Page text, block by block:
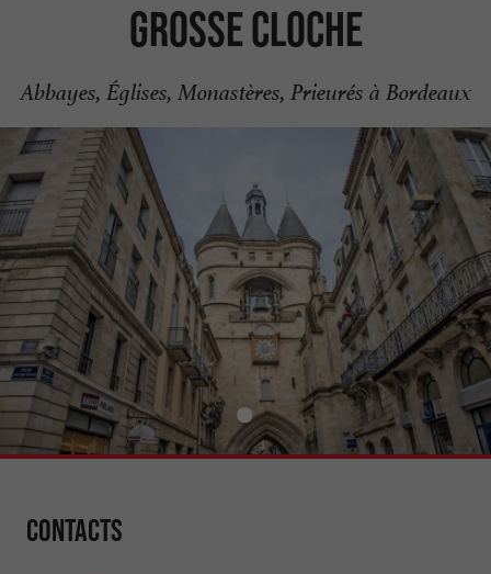
Grosse Cloche
Abbayes, Églises, Monastères, Prieurés à Bordeaux
Contacts